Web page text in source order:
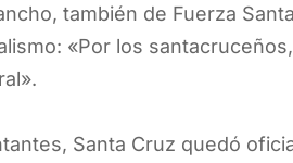
también de Fuerza
«Por los
Santa Cruz quedó